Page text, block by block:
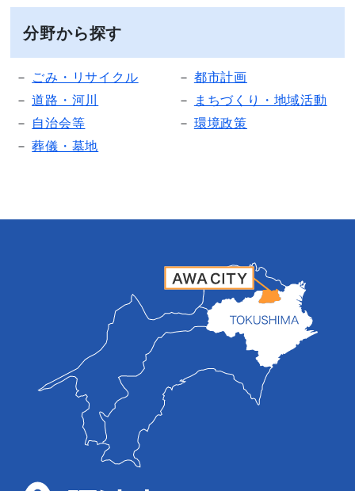
分野から探す
ごみ・リサイクル
都市計画
道路・河川
まちづくり・地域活動
自治会等
環境政策
葬儀・墓地